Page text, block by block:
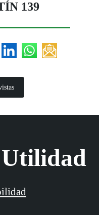
139
Utilidad